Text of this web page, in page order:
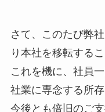
さて、このたび弊
り本社を移転する
これを機に、社員
社業に専念する所存
今後とも倍旧のご